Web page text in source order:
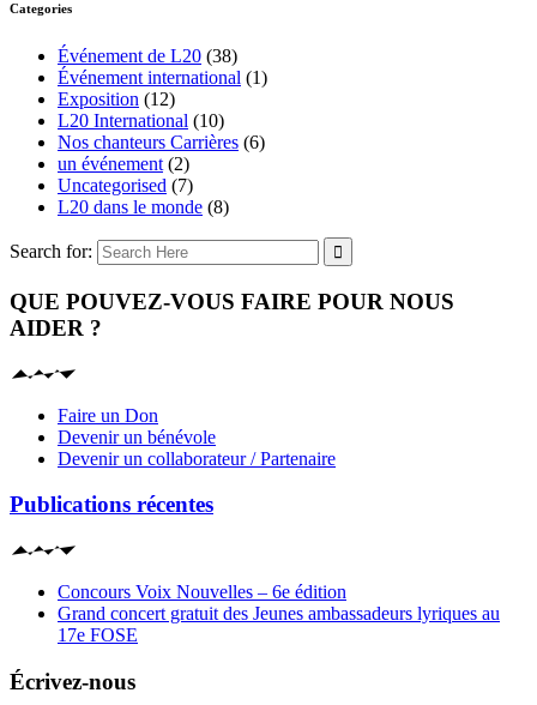
Categories
Événement de L20 (38)
Événement international (1)
Exposition (12)
L20 International (10)
Nos chanteurs Carrières (6)
un événement (2)
Uncategorised (7)
L20 dans le monde (8)
Search for:
QUE POUVEZ-VOUS FAIRE POUR NOUS
AIDER ?
Faire un Don
Devenir un bénévole
Devenir un collaborateur / Partenaire
Publications récentes
Concours Voix Nouvelles – 6e édition
Grand concert gratuit des Jeunes ambassadeurs lyriques au
17e FOSE
Écrivez-nous